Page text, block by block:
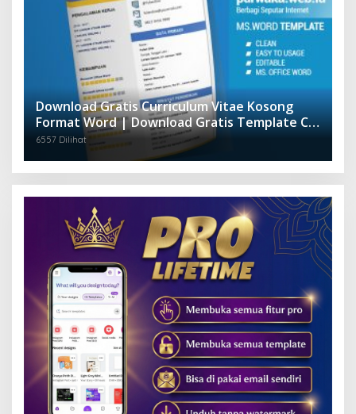
Download Gratis Curriculum Vitae Kosong
Format Word | Download Gratis Template CV
Lamaran Kerja Doc Mudah Diedit
6557 Dilihat